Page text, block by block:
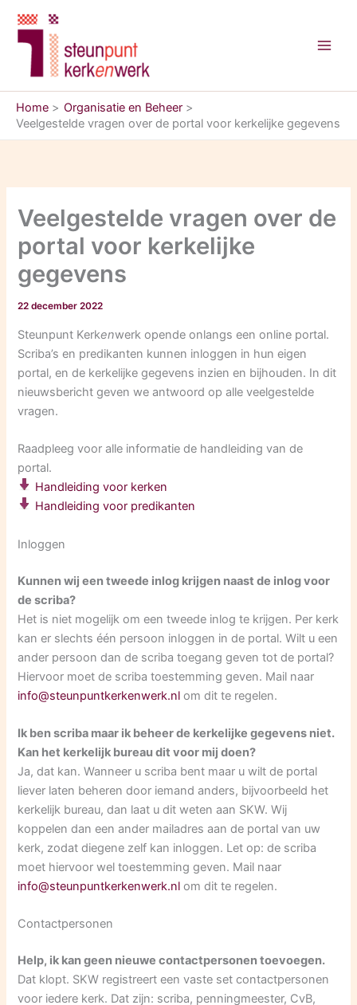
naar
inhoud
Home
Organisatie en Beheer
Veelgestelde vragen over de portal voor kerkelijke gegevens
Veelgestelde vragen over de
portal voor kerkelijke
gegevens
22 december 2022
Steunpunt Kerkenwerk opende onlangs een online portal.
Scriba’s en predikanten kunnen inloggen in hun eigen
portal, en de kerkelijke gegevens inzien en bijhouden. In dit
nieuwsbericht geven we antwoord op alle veelgestelde
vragen.
Raadpleeg voor alle informatie de handleiding van de
portal.
Handleiding voor kerken
Handleiding voor predikanten
Inloggen
Kunnen wij een tweede inlog krijgen naast de inlog voor
de scriba?
Het is niet mogelijk om een tweede inlog te krijgen. Per kerk
kan er slechts één persoon inloggen in de portal. Wilt u een
ander persoon dan de scriba toegang geven tot de portal?
Hiervoor moet de scriba toestemming geven. Mail naar
info@steunpuntkerkenwerk.nl om dit te regelen.
Ik ben scriba maar ik beheer de kerkelijke gegevens niet.
Kan het kerkelijk bureau dit voor mij doen?
Ja, dat kan. Wanneer u scriba bent maar u wilt de portal
liever laten beheren door iemand anders, bijvoorbeeld het
kerkelijk bureau, dan laat u dit weten aan SKW. Wij
koppelen dan een ander mailadres aan de portal van uw
kerk, zodat diegene zelf kan inloggen. Let op: de scriba
moet hiervoor wel toestemming geven. Mail naar
info@steunpuntkerkenwerk.nl om dit te regelen.
Contactpersonen
Help, ik kan geen nieuwe contactpersonen toevoegen.
Dat klopt. SKW registreert een vaste set contactpersonen
voor iedere kerk. Dat zijn: scriba, penningmeester, CvB,